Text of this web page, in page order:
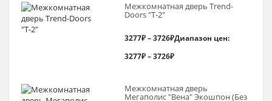
Межкомнатная дверь Trend-
Doоrs "Т-2"
3277₽–3726₽Диапазон цен:
3277₽ – 3726₽
Межкомнатная дверь
Мегаполис "Вена" Экошпон (Без